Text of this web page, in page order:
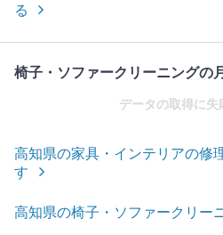
る
椅子・ソファークリーニングの
データの取得に失
高知県の家具・インテリアの修
す
高知県の椅子・ソファークリー